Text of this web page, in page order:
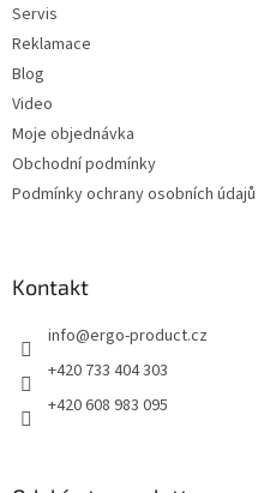
Servis
Reklamace
Blog
Video
Moje objednávka
Obchodní podmínky
Podmínky ochrany osobních údajů
Kontakt
info@ergo-product.cz
+420 733 404 303
+420 608 983 095